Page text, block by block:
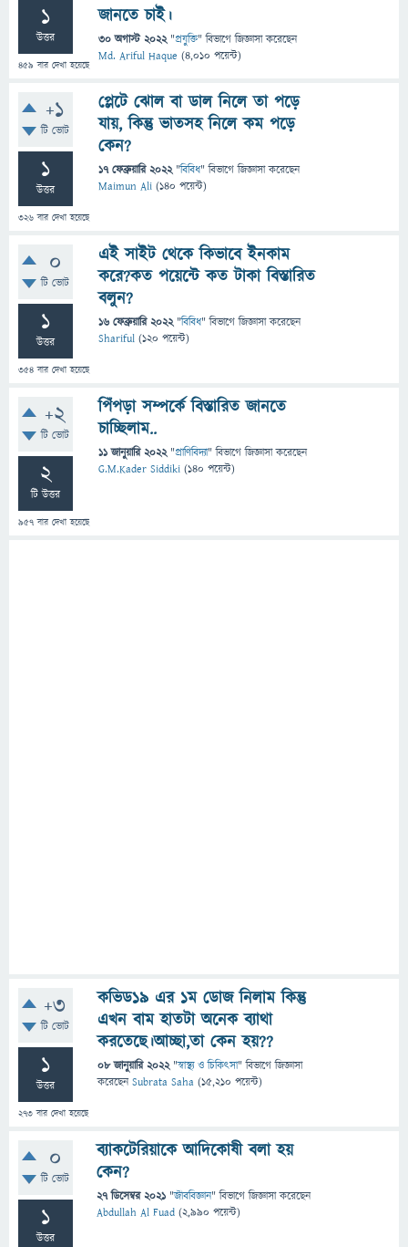
1
উত্তর
459 বার দেখা হয়েছে
জানতে চাই।
30 অগাস্ট 2022 "প্রযুক্তি" বিভাগে জিজ্ঞাসাকরেছেন
Md. Ariful Haque (4,010 পয়েন্ট)
+1
টি ভোট
1
উত্তর
326 বার দেখা হয়েছে
প্লেটে ঝোল বা ডাল নিলে তা পড়ে
যায়, কিন্তু ভাতসহ নিলে কম পড়ে
কেন?
17 ফেব্রুয়ারি 2022 "বিবিধ" বিভাগে জিজ্ঞাসাকরেছেন
Maimun Ali (140 পয়েন্ট)
0
টি ভোট
1
উত্তর
354 বার দেখা হয়েছে
এই সাইট থেকে কিভাবে ইনকাম
করে?কত পয়েন্টে কত টাকা বিস্তারিত
বলুন?
16 ফেব্রুয়ারি 2022 "বিবিধ" বিভাগে জিজ্ঞাসাকরেছেন
Shariful (120 পয়েন্ট)
+2
টি ভোট
2
টি উত্তর
957 বার দেখা হয়েছে
পিঁপড়া সম্পর্কে বিস্তারিত জানতে
চাচ্ছিলাম..
11 জানুয়ারি 2022 "প্রাণিবিদ্যা" বিভাগে জিজ্ঞাসাকরেছেন
G.M.Kader Siddiki (140 পয়েন্ট)
+3
টি ভোট
1
উত্তর
273 বার দেখা হয়েছে
কভিড১৯ এর ১ম ডোজ নিলাম কিন্তু
এখন বাম হাতটা অনেক ব্যাথা
করতেছে।আচ্ছা,তা কেন হয়??
08 জানুয়ারি 2022 "স্বাস্থ্য ও চিকিৎসা" বিভাগে জিজ্ঞাসা
করেছেনSubrata Saha (15,210 পয়েন্ট)
0
টি ভোট
1
উত্তর
ব্যাকটেরিয়াকে আদিকোষী বলা হয়
কেন?
27 ডিসেম্বর 2021 "জীববিজ্ঞান" বিভাগে জিজ্ঞাসাকরেছেন
Abdullah Al Fuad (2,990 পয়েন্ট)